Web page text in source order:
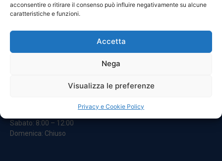
acconsentire o ritirare il consenso può influire negativamente su alcune
caratteristiche e funzioni.
Accetta
Nega
Visualizza le preferenze
Privacy e Cookie Policy
clienti@officinefvg.it
posta@officinefvgpec.It
Sabato: 8:00 – 12:00
Domenica: Chiuso